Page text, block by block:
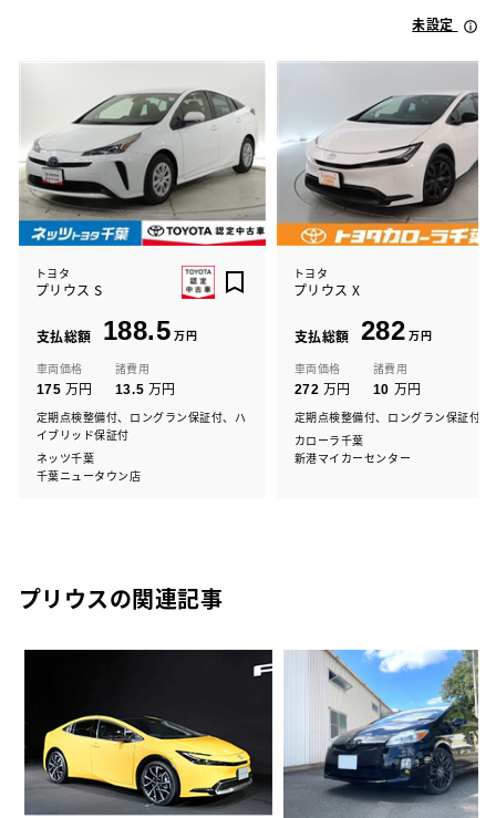
未設定
トヨタ
プリウス S
支払総額 188.5 万円
車両価格
175 万円
諸費用
13.5 万円
定期点検整備付、ロングラン保証付、ハ
イブリッド保証付
ネッツ千葉
千葉ニュータウン店
トヨタ
プリウス X
支払総額 282 万円
車両価格
272 万円
諸費用
10 万円
定期点検整備付、ロングラン保証付
カローラ千葉
新港マイカーセンター
プリウスの関連記事